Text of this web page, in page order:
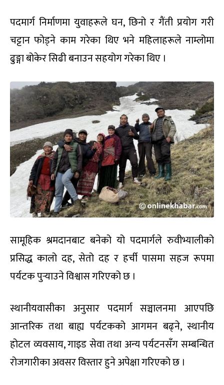
पदमार्ग निर्माणमा युवाहरूले घन, छिनो र गैंती प्रयोग गरी
चट्टान फोड्ने काम गरेका थिए भने महिलाहरूले नाम्लोमा
ढुङ्गा बोकेर सिढी बनाउन सहयोग गरेका थिए ।
सामूहिक श्रमदानबाट बनेको यो पदमार्गले रुवीभ्यालीको
प्रसिद्ध कालो दह, सेतो दह र हर्ची पासमा सहज रूपमा
पर्यटक पुर्‍याउने विश्वास गरिएको छ ।
स्थानीयवासीका अनुसार पदमार्ग सञ्चालनमा आएपछि
आन्तरिक तथा बाह्य पर्यटकको आगमन बढ्ने, स्थानीय
होटल व्यवसाय, गाइड सेवा तथा अन्य पर्यटनसँग सम्बन्धित
रोजगारीका अवसर विस्तार हुने अपेक्षा गरिएको छ ।